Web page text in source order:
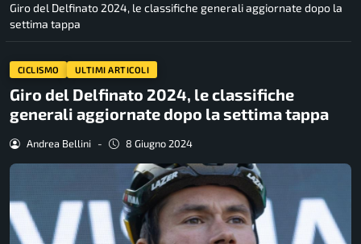
Giro del Delfinato 2024, le classifiche generali aggiornate dopo la
settima tappa
CICLISMO ULTIMI ARTICOLI
Giro del Delfinato 2024, le classifiche
generali aggiornate dopo la settima tappa
Andrea Bellini - 8 Giugno 2024